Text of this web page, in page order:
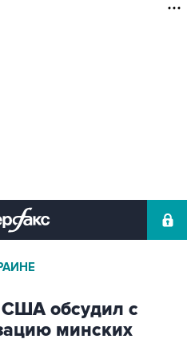
США обсудил с
минских